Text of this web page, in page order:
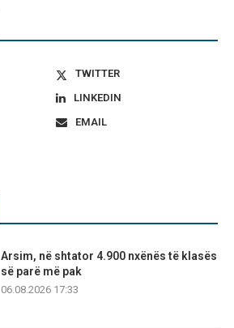
TWITTER
LINKEDIN
EMAIL
Arsim, në shtator 4.900 nxënës të klasës
së parë më pak
06.08.2026 17:33